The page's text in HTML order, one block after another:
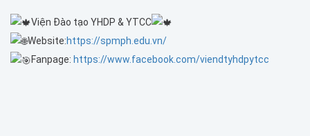
Viện Đào tạo YHDP & YTCC
Website:https://spmph.edu.vn/
Fanpage: https://www.facebook.com/viendtyhdpytcc